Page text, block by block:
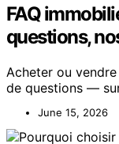
FAQ
questions,
Acheter ou
de questions —
June 15, 2026